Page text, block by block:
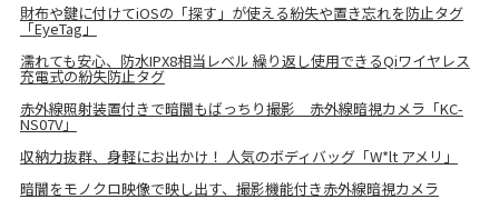
財布や鍵に付けてiOSの「探す」が使える紛失や置き忘れを防止タグ
「EyeTag」
濡れても安心、防水IPX8相当レベル 繰り返し使用できるQiワイヤレス
充電式の紛失防止タグ
赤外線照射装置付きで暗闇もばっちり撮影 赤外線暗視カメラ「KC-
NS07V」
収納力抜群、身軽にお出かけ！ 人気のボディバッグ「W*lt アメリ」
暗闇をモノクロ映像で映し出す、撮影機能付き赤外線暗視カメラ